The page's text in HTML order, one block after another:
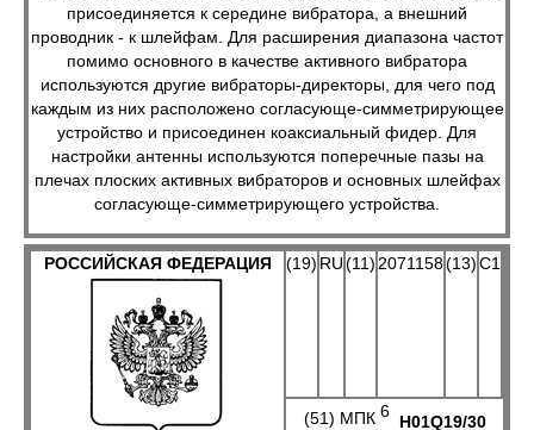
присоединяется к середине вибратора, а внешний
проводник - к шлейфам. Для расширения диапазона частот
помимо основного в качестве активного вибратора
используются другие вибраторы-директоры, для чего под
каждым из них расположено согласующе-симметрирующее
устройство и присоединен коаксиальный фидер. Для
настройки антенны используются поперечные пазы на
плечах плоских активных вибраторов и основных шлейфах
согласующе-симметрирующего устройства.
РОССИЙСКАЯ ФЕДЕРАЦИЯ (19) RU(11) 2071158(13)C1
(51) МПК 6
H01Q19/30